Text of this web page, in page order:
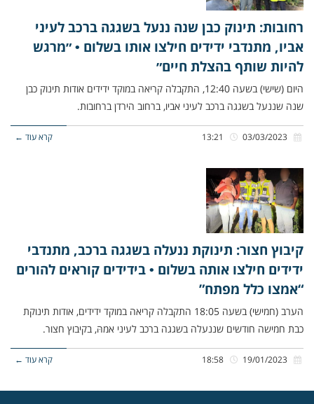
רחובות: תינוק כבן שנה ננעל בשגגה ברכב לעיני
אביו, מתנדבי ידידים חילצו אותו בשלום • ״מרגש
להיות שותף בהצלת חיים״
היום (שישי) בשעה 12:40, התקבלה קריאה במוקד ידידים אודות תינוק כבן
שנה שננעל בשגגה ברכב לעיני אביו, ברחוב הירדן ברחובות.
קרא עוד ←
קיבוץ חצור: תינוקת ננעלה בשגגה ברכב, מתנדבי
ידידים חילצו אותה בשלום • בידידים קוראים להורים
“אמצו כלל מפתח”
הערב (חמישי) בשעה 18:05 התקבלה קריאה במוקד ידידים, אודות תינוקת
כבת חמישה חודשים שננעלה בשגגה ברכב לעיני אמהּ, בקיבוץ חצור.
קרא עוד ←